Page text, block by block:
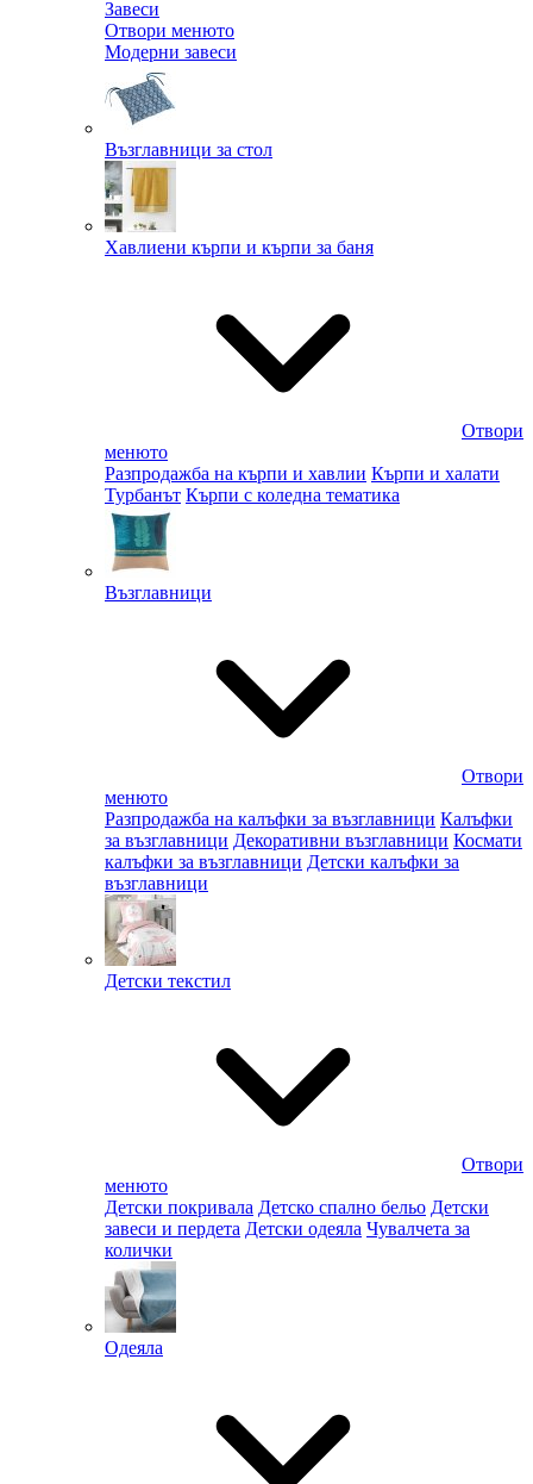
Завеси
Отвори менюто
Модерни завеси
Възглавници за стол
Хавлиени кърпи и кърпи за баня
Отвори
менюто
Разпродажба на кърпи и хавлии Кърпи и халати
Турбанът Кърпи с коледна тематика
Възглавници
Отвори
менюто
Разпродажба на калъфки за възглавници Калъфки
за възглавници Декоративни възглавници Космати
калъфки за възглавници Детски калъфки за
възглавници
Детски текстил
Отвори
менюто
Детски покривала Детско спално бельо Детски
завеси и пердета Детски одеяла Чувалчета за
колички
Одеяла